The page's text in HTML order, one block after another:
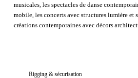
musicales, les spectacles de danse
mobile, les concerts avec structures lumière et
créations contemporaines avec décors
Rigging & sécurisation